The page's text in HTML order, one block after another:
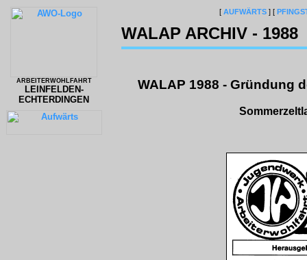
[ AUFWÄRTS ] [
WALAP ARCHIV - 1988
ARBEITERWOHLFAHRT
LEINFELDEN-
ECHTERDINGEN
WALAP 1988 - Gründung